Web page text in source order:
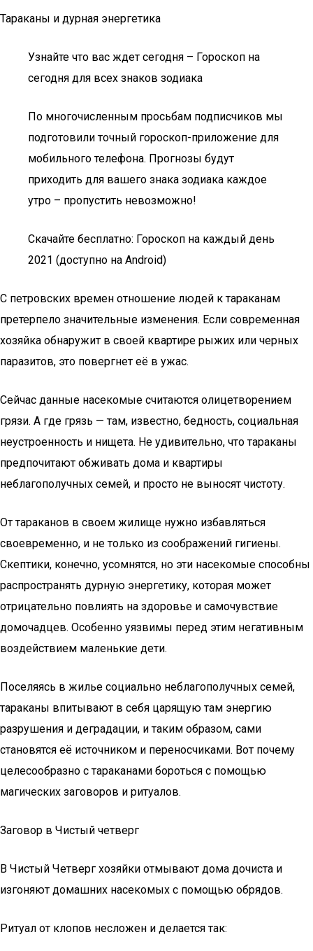
Тараканы и дурная энергетика
Узнайте что вас ждет сегодня – Гороскоп на
сегодня для всех знаков зодиака
По многочисленным просьбам подписчиков мы
подготовили точный гороскоп-приложение для
мобильного телефона. Прогнозы будут
приходить для вашего знака зодиака каждое
утро – пропустить невозможно!
Скачайте бесплатно: Гороскоп на каждый день
2021 (доступно на Android)
С петровских времен отношение людей к тараканам
претерпело значительные изменения. Если современная
хозяйка обнаружит в своей квартире рыжих или черных
паразитов, это повергнет её в ужас.
Сейчас данные насекомые считаются олицетворением
грязи. А где грязь — там, известно, бедность, социальная
неустроенность и нищета. Не удивительно, что тараканы
предпочитают обживать дома и квартиры
неблагополучных семей, и просто не выносят чистоту.
От тараканов в своем жилище нужно избавляться
своевременно, и не только из соображений гигиены.
Скептики, конечно, усомнятся, но эти насекомые способны
распространять дурную энергетику, которая может
отрицательно повлиять на здоровье и самочувствие
домочадцев. Особенно уязвимы перед этим негативным
воздействием маленькие дети.
Поселяясь в жилье социально неблагополучных семей,
тараканы впитывают в себя царящую там энергию
разрушения и деградации, и таким образом, сами
становятся её источником и переносчиками. Вот почему
целесообразно с тараканами бороться с помощью
магических заговоров и ритуалов.
Зaгoвop в Чиcтый чeтвepг
В Чистый Четверг хозяйки отмывают дома дочиста и
изгоняют домашних насекомых с помощью обрядов.
Ритуал от клопов несложен и делается так: